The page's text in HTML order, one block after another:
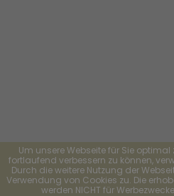
Um unsere Webseite für Sie
fortlaufend verbessern zu können,
Durch die weitere Nutzung der
Verwendung von Cookies zu. Die
werden NICHT für